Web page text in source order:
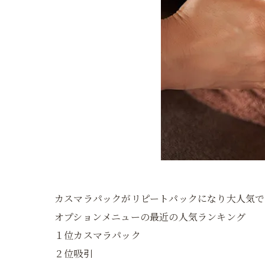
カスマラパックがリピートパックになり大人気
オプションメニューの最近の人気ランキング
１位カスマラパック
２位吸引